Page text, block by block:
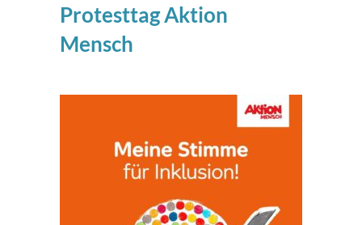
Protesttag Aktion
Mensch